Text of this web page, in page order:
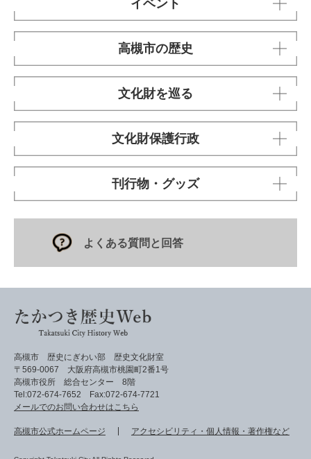
イベント
高槻市の歴史
文化財を巡る
文化財保護行政
刊行物・グッズ
よくある質問と回答
高槻市 歴史にぎわい部 歴史文化財室
〒569-0067 大阪府高槻市桃園町2番1号
高槻市役所 総合センター 8階
Tel:072-674-7652 Fax:072-674-7721
メールでのお問い合わせはこちら
高槻市公式ホームページ アクセシビリティ・個人情報・著作権など